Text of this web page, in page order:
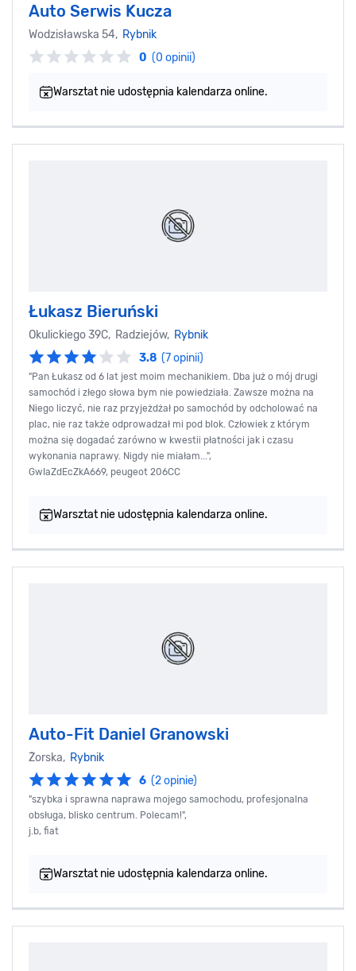
Auto Serwis Kucza
Wodzisławska 54, Rybnik
0 (0 opinii)
Warsztat nie udostępnia kalendarza online.
Łukasz Bieruński
Okulickiego 39C, Radziejów, Rybnik
3.8 (7 opinii)
"Pan Łukasz od 6 lat jest moim mechanikiem. Dba już o mój drugi
samochód i złego słowa bym nie powiedziała. Zawsze można na
Niego liczyć, nie raz przyjeżdżał po samochód by odcholować na
plac, nie raz także odprowadzał mi pod blok. Człowiek z którym
można się dogadać zarówno w kwestii płatności jak i czasu
wykonania naprawy. Nigdy nie miałam...",
GwIaZdEcZkA669, peugeot 206CC
Warsztat nie udostępnia kalendarza online.
Auto-Fit Daniel Granowski
Żorska, Rybnik
6 (2 opinie)
"szybka i sprawna naprawa mojego samochodu, profesjonalna
obsługa, blisko centrum. Polecam!",
j.b, fiat
Warsztat nie udostępnia kalendarza online.